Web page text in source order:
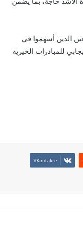
الذين أسهموا في
للمبادرات الخيرية